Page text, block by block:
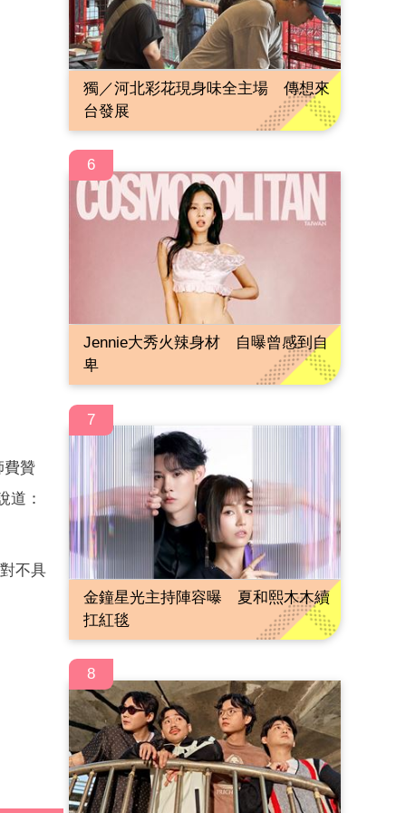
費贊
道：
不具
獨／河北彩花現身味全主場 傳想來
台發展
6
Jennie大秀火辣身材 自曝曾感到自
卑
7
金鐘星光主持陣容曝 夏和熙木木續
扛紅毯
8